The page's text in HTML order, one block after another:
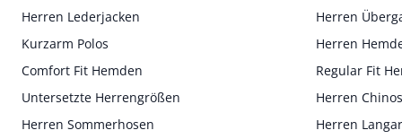
Herren Lederjacken
Herren
Kurzarm Polos
Herren
Comfort Fit Hemden
Regular Fit
Untersetzte Herrengrößen
Herren Chinos
Herren Sommerhosen
Herren